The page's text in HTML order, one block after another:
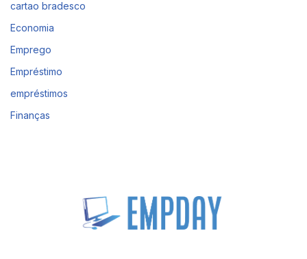
cartao bradesco
Economia
Emprego
Empréstimo
empréstimos
Finanças